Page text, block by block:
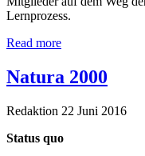
Lernprozess.
Read more
Natura 2000
Redaktion 22 Juni 2016
Status quo